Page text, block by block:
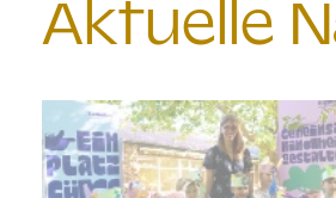
Aktuelle